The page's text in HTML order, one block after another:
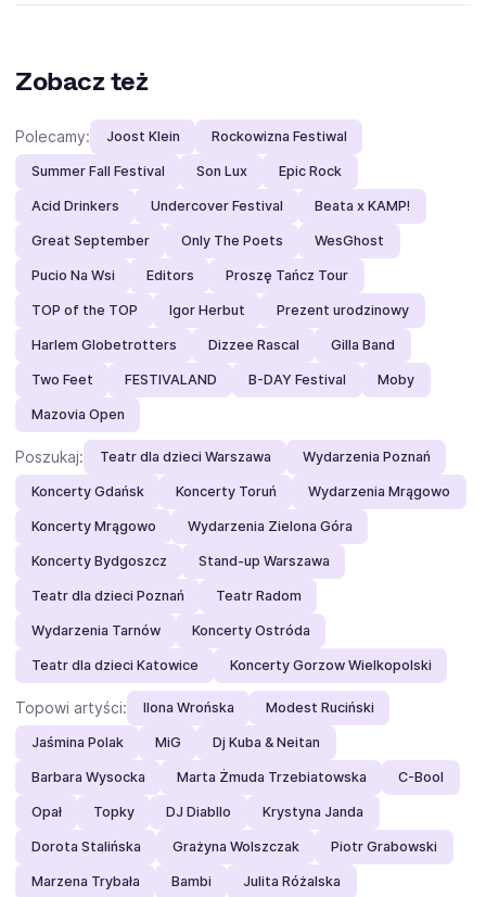
Zobacz też
Polecamy: Joost Klein Rockowizna Festiwal
Summer Fall Festival Son Lux Epic Rock
Acid Drinkers Undercover Festival Beata x KAMP!
Great September Only The Poets WesGhost
Pucio Na Wsi Editors Proszę Tańcz Tour
TOP of the TOP Igor Herbut Prezent urodzinowy
Harlem Globetrotters Dizzee Rascal Gilla Band
Two Feet FESTIVALAND B-DAY Festival Moby
Mazovia Open
Poszukaj: Teatr dla dzieci Warszawa Wydarzenia Poznań
Koncerty Gdańsk Koncerty Toruń Wydarzenia Mrągowo
Koncerty Mrągowo Wydarzenia Zielona Góra
Koncerty Bydgoszcz Stand-up Warszawa
Teatr dla dzieci Poznań Teatr Radom
Wydarzenia Tarnów Koncerty Ostróda
Teatr dla dzieci Katowice Koncerty Gorzow Wielkopolski
Topowi artyści: Ilona Wrońska Modest Ruciński
Jaśmina Polak MiG Dj Kuba & Neitan
Barbara Wysocka Marta Żmuda Trzebiatowska C-Bool
Opał Topky DJ Diabllo Krystyna Janda
Dorota Stalińska Grażyna Wolszczak Piotr Grabowski
Marzena Trybała Bambi Julita Różalska